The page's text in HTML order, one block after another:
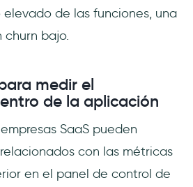
elevado de las funciones, una
churn bajo.
medir el
de la aplicación
SaaS pueden
con las métricas
en el panel de control de